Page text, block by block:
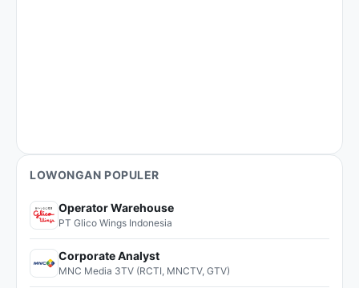
LOWONGAN POPULER
Operator Warehouse
PT Glico Wings Indonesia
Corporate Analyst
MNC Media 3TV (RCTI, MNCTV, GTV)